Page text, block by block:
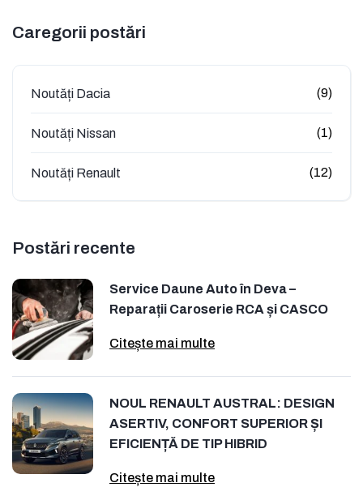
Caregorii postări
Noutăți Dacia (9)
Noutăți Nissan (1)
Noutăți Renault (12)
Postări recente
Service Daune Auto în Deva –
Reparații Caroserie RCA și CASCO
Citește mai multe
NOUL RENAULT AUSTRAL: DESIGN
ASERTIV, CONFORT SUPERIOR ȘI
EFICIENȚĂ DE TIP HIBRID
Citește mai multe